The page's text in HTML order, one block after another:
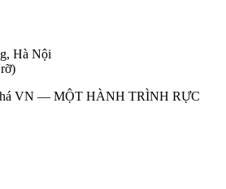
Hà Nội
VN — MỘT HÀNH TRÌNH RỰC